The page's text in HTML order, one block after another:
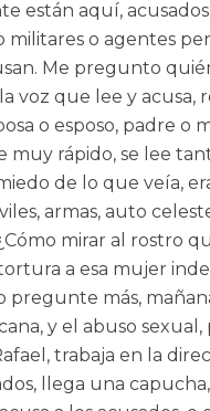
están aquí,
militares o agentes
Me pregunto
voz que lee y acusa,
o esposo, padre
muy rápido, se lee
de lo que veía,
armas, auto
¿Cómo mirar al
a esa mujer
pregunte más,
y el abuso
trabaja en la
llega una